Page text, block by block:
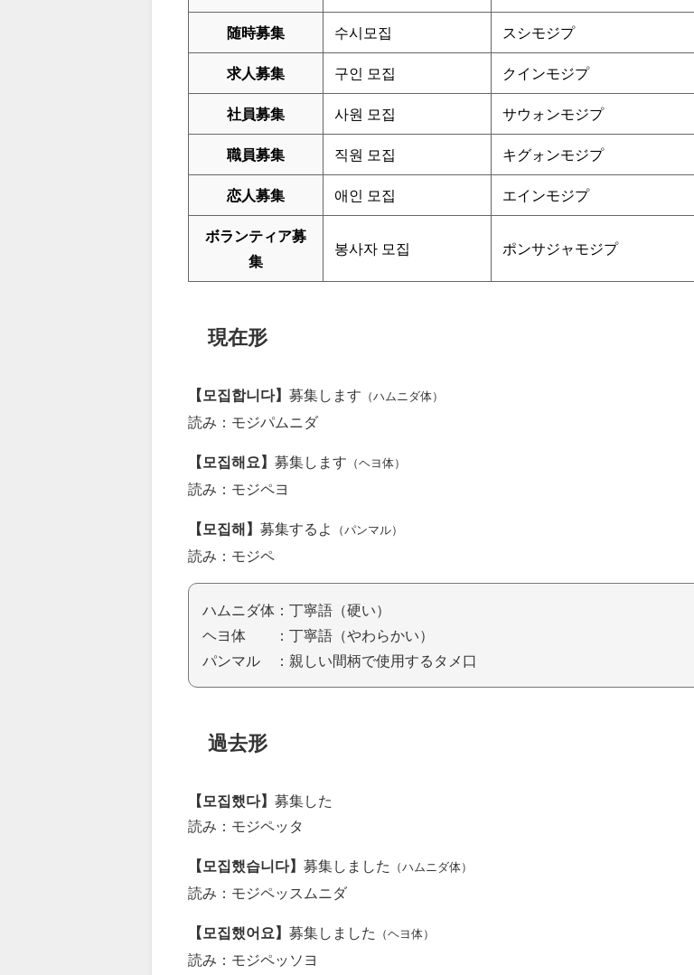
随時募集 수시모집 スシモジプ
求人募集 구인 모집 クインモジプ
社員募集 사원 모집 サウォンモジプ
職員募集 직원 모집 キグォンモジプ
恋人募集 애인 모집 エインモジプ
ボランティア募
集
봉사자 모집 ポンサジャモジプ
現在形
【모집합니다】 募集します （ハムニダ体）
読み：モジパムニダ
【모집해요】 募集します （ヘヨ体）
読み：モジペヨ
【모집해】 募集するよ （パンマル）
読み：モジペ
ハムニダ体：丁寧語（硬い）
ヘヨ体 ：丁寧語（やわらかい）
パンマル ：親しい間柄で使用するタメ口
過去形
【모집했다】 募集した
読み：モジペッタ
【모집했습니다】 募集しました （ハムニダ体）
読み：モジペッスムニダ
【모집했어요】 募集しました （ヘヨ体）
読み：モジペッソヨ